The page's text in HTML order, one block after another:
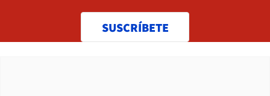
SUSCRÍBETE